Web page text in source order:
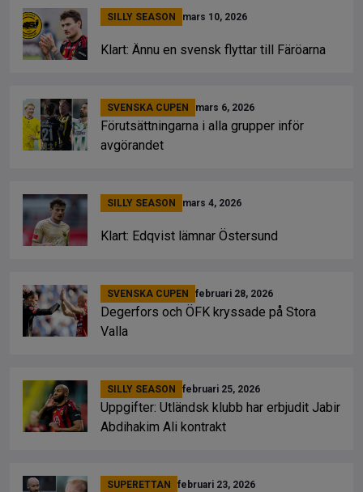
SILLY SEASON mars 10, 2026
Klart: Ännu en svensk flyttar till Färöarna
SVENSKA CUPEN mars 6, 2026
Förutsättningarna i alla grupper inför
avgörandet
SILLY SEASON mars 4, 2026
Klart: Edqvist lämnar Östersund
SVENSKA CUPEN februari 28, 2026
Degerfors och ÖFK kryssade på Stora
Valla
SILLY SEASON februari 25, 2026
Uppgifter: Utländsk klubb har erbjudit Jabir
Abdihakim Ali kontrakt
SUPERETTAN februari 23, 2026